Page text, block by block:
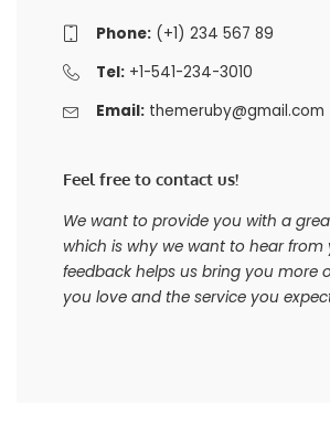
Phone:(+1) 234 567 89
Tel:+1-541-234-3010
Email: themeruby@gmail.com
Feel free to contact us!
We want to provide you with a
which is why we want to hear from
feedback helps us bring you more
you love and the service you